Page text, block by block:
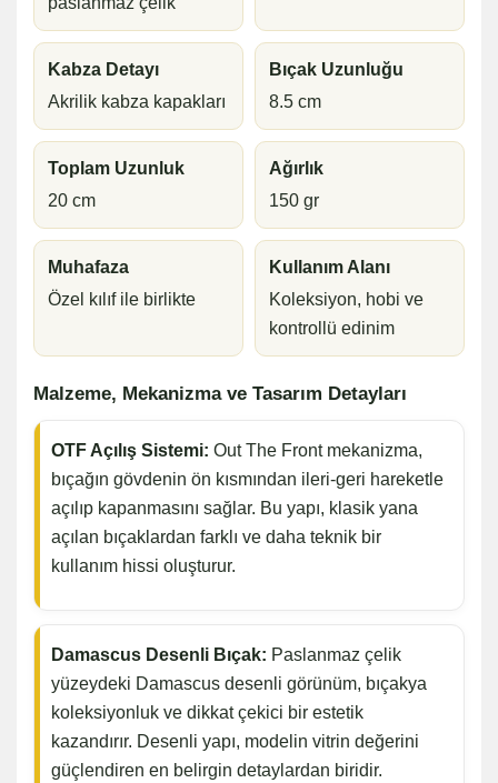
Kabza Detayı
Akrilik kabza kapakları
Bıçak Uzunluğu
8.5 cm
Toplam Uzunluk
20 cm
Ağırlık
150 gr
Muhafaza
Özel kılıf ile birlikte
Kullanım Alanı
Koleksiyon, hobi ve
kontrollü edinim
Malzeme, Mekanizma ve Tasarım Detayları
OTF Açılış Sistemi: Out The Front mekanizma,
bıçağın gövdenin ön kısmından ileri-geri hareketle
açılıp kapanmasını sağlar. Bu yapı, klasik yana
açılan bıçaklardan farklı ve daha teknik bir
kullanım hissi oluşturur.
Damascus Desenli Bıçak: Paslanmaz çelik
yüzeydeki Damascus desenli görünüm, bıçakya
koleksiyonluk ve dikkat çekici bir estetik
kazandırır. Desenli yapı, modelin vitrin değerini
güçlendiren en belirgin detaylardan biridir.